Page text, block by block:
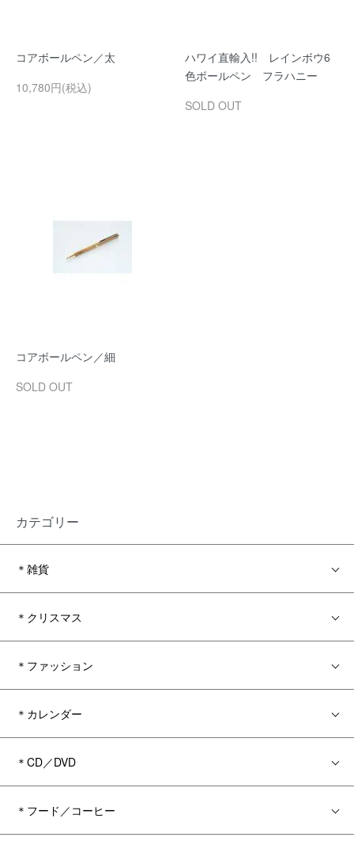
コアボールペン／太
10,780円(税込)
ハワイ直輸入!! レインボウ6
色ボールペン フラハニー
SOLD OUT
コアボールペン／細
SOLD OUT
カテゴリー
＊雑貨
＊クリスマス
＊ファッション
＊カレンダー
＊CD／DVD
＊フード／コーヒー